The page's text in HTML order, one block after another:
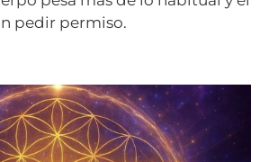
pedir permiso.